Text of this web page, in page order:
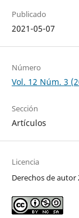
Publicado
2021-05-07
Número
Vol. 12 Núm. 3
Sección
Artículos
Licencia
Derechos de autor